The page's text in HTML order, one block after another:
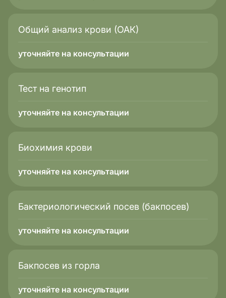
Общий анализ крови (ОАК)
уточняйте на консультации
Тест на генотип
уточняйте на консультации
Биохимия крови
уточняйте на консультации
Бактериологический посев (бакпосев)
уточняйте на консультации
Бакпосев из горла
уточняйте на консультации